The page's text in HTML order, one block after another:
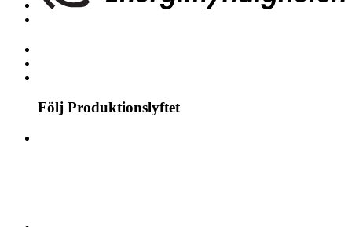
Följ Produktionslyftet